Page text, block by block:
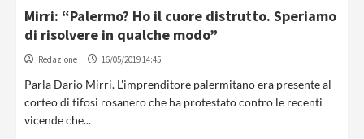
Mirri: “Palermo? Ho il cuore distrutto. Speriamo
di risolvere in qualche modo”
Redazione 16/05/2019 14:45
Parla Dario Mirri. L'imprenditore palermitano era presente al
corteo di tifosi rosanero che ha protestato contro le recenti
vicende che...